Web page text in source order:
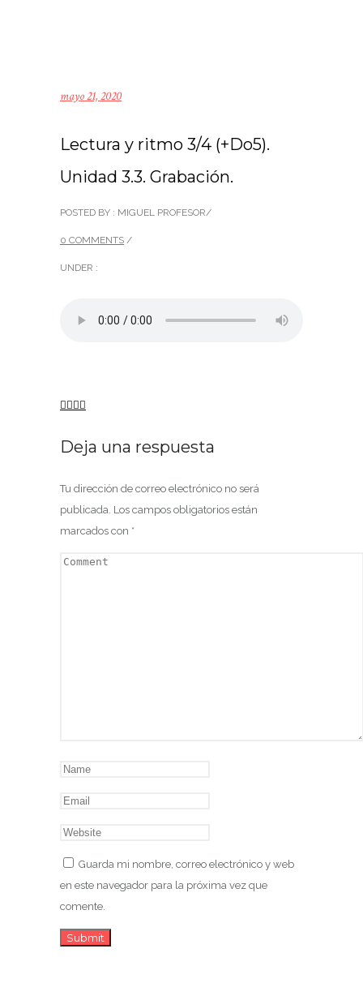
mayo 21, 2020
Lectura y ritmo 3/4 (+Do5).
Unidad 3.3. Grabación.
POSTED BY : MIGUEL PROFESOR/
0 COMMENTS /
UNDER :
Deja una respuesta
Tu dirección de correo electrónico no será
publicada. Los campos obligatorios están
marcados con *
Guarda mi nombre, correo electrónico y web
en este navegador para la próxima vez que
comente.